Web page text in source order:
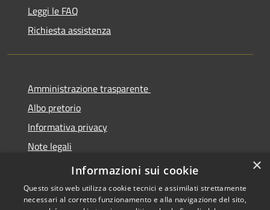
Leggi le FAQ
Richiesta assistenza
Amministrazione trasparente
Albo pretorio
Informativa privacy
Note legali
Dichiarazione di accessibilità
×
Informazioni sui cookie
Questo sito web utilizza cookie tecnici e assimilati strettamente
necessari al corretto funzionamento e alla navigazione del sito,